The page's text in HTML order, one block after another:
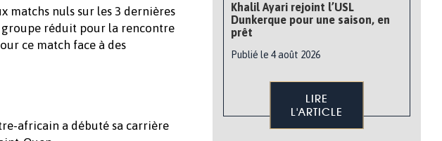
matchs nuls sur les 3 dernières
groupe réduit pour la rencontre
ce match face à des
africain a débuté sa carrière
Khalil Ayari rejoint l’USL
Dunkerque pour une saison, en
prêt
Publié le 4 août 2026
LIRE
L'ARTICLE